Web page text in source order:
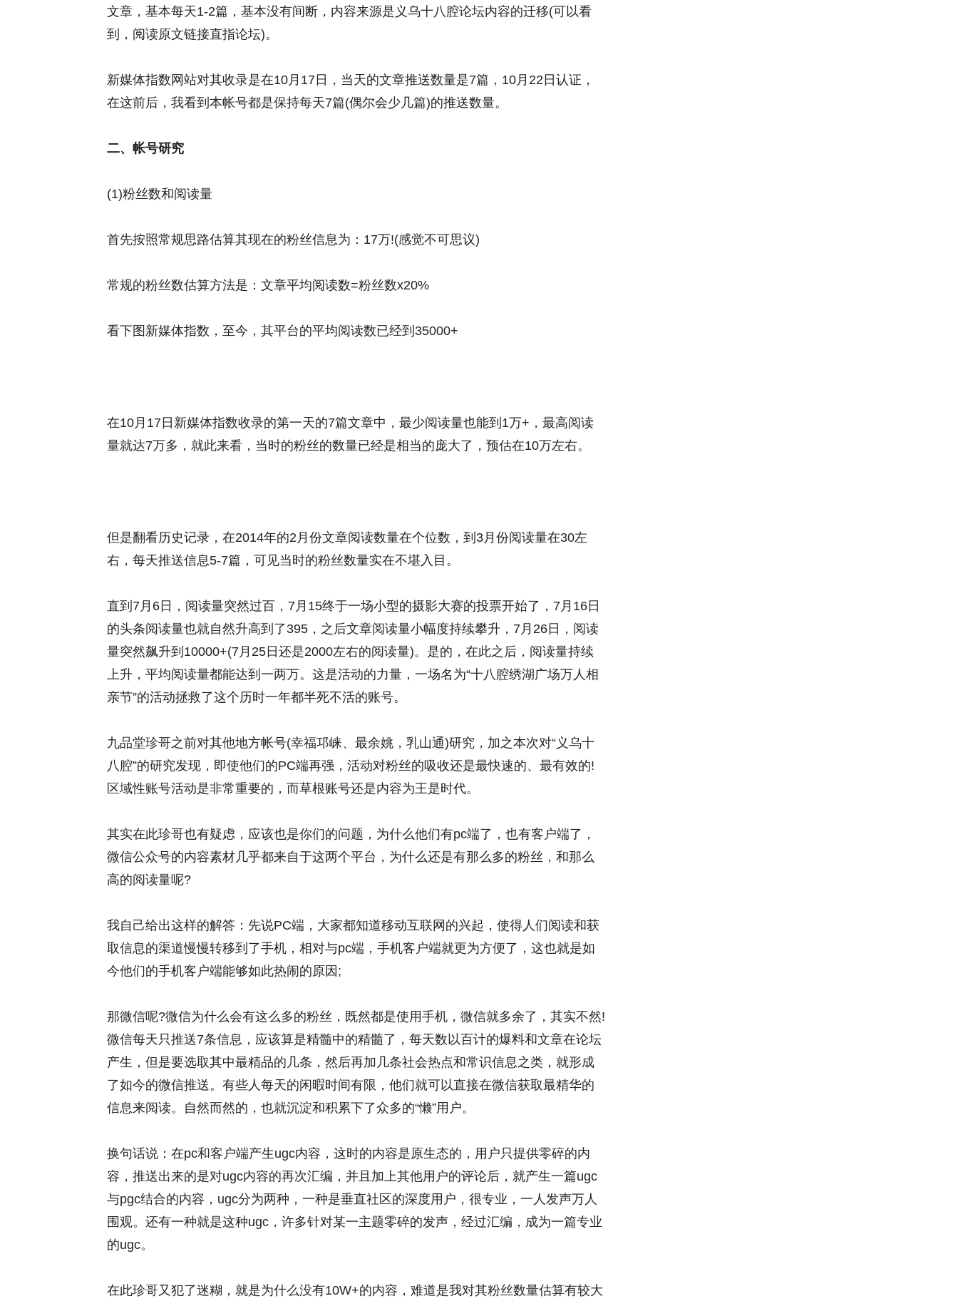
文章，基本每天1-2篇，基本没有间断，内容来源是义乌十八腔论坛内容的迁移(可以看
到，阅读原文链接直指论坛)。
新媒体指数网站对其收录是在10月17日，当天的文章推送数量是7篇，10月22日认证，
在这前后，我看到本帐号都是保持每天7篇(偶尔会少几篇)的推送数量。
二、帐号研究
(1)粉丝数和阅读量
首先按照常规思路估算其现在的粉丝信息为：17万!(感觉不可思议)
常规的粉丝数估算方法是：文章平均阅读数=粉丝数x20%
看下图新媒体指数，至今，其平台的平均阅读数已经到35000+
在10月17日新媒体指数收录的第一天的7篇文章中，最少阅读量也能到1万+，最高阅读
量就达7万多，就此来看，当时的粉丝的数量已经是相当的庞大了，预估在10万左右。
但是翻看历史记录，在2014年的2月份文章阅读数量在个位数，到3月份阅读量在30左
右，每天推送信息5-7篇，可见当时的粉丝数量实在不堪入目。
直到7月6日，阅读量突然过百，7月15终于一场小型的摄影大赛的投票开始了，7月16日
的头条阅读量也就自然升高到了395，之后文章阅读量小幅度持续攀升，7月26日，阅读
量突然飙升到10000+(7月25日还是2000左右的阅读量)。是的，在此之后，阅读量持续
上升，平均阅读量都能达到一两万。这是活动的力量，一场名为“十八腔绣湖广场万人相
亲节”的活动拯救了这个历时一年都半死不活的账号。
九品堂珍哥之前对其他地方帐号(幸福邛崃、最余姚，乳山通)研究，加之本次对“义乌十
八腔”的研究发现，即使他们的PC端再强，活动对粉丝的吸收还是最快速的、最有效的!
区域性账号活动是非常重要的，而草根账号还是内容为王是时代。
其实在此珍哥也有疑虑，应该也是你们的问题，为什么他们有pc端了，也有客户端了，
微信公众号的内容素材几乎都来自于这两个平台，为什么还是有那么多的粉丝，和那么
高的阅读量呢?
我自己给出这样的解答：先说PC端，大家都知道移动互联网的兴起，使得人们阅读和获
取信息的渠道慢慢转移到了手机，相对与pc端，手机客户端就更为方便了，这也就是如
今他们的手机客户端能够如此热闹的原因;
那微信呢?微信为什么会有这么多的粉丝，既然都是使用手机，微信就多余了，其实不然!
微信每天只推送7条信息，应该算是精髓中的精髓了，每天数以百计的爆料和文章在论坛
产生，但是要选取其中最精品的几条，然后再加几条社会热点和常识信息之类，就形成
了如今的微信推送。有些人每天的闲暇时间有限，他们就可以直接在微信获取最精华的
信息来阅读。自然而然的，也就沉淀和积累下了众多的“懒”用户。
换句话说：在pc和客户端产生ugc内容，这时的内容是原生态的，用户只提供零碎的内
容，推送出来的是对ugc内容的再次汇编，并且加上其他用户的评论后，就产生一篇ugc
与pgc结合的内容，ugc分为两种，一种是垂直社区的深度用户，很专业，一人发声万人
围观。还有一种就是这种ugc，许多针对某一主题零碎的发声，经过汇编，成为一篇专业
的ugc。
在此珍哥又犯了迷糊，就是为什么没有10W+的内容，难道是我对其粉丝数量估算有较大